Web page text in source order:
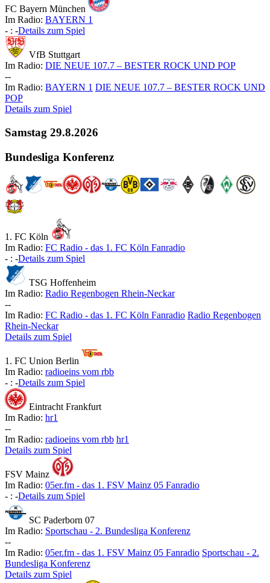
FC Bayern München
Im Radio: BAYERN 1
- : -Details zum Spiel
VfB Stuttgart
Im Radio: DIE NEUE 107.7 – BESTER ROCK UND POP
--
Im Radio: BAYERN 1 DIE NEUE 107.7 – BESTER ROCK UND
POP
Details zum Spiel
Samstag 29.8.2026
Bundesliga Konferenz
1. FC Köln
Im Radio: FC Radio - das 1. FC Köln Fanradio
- : -Details zum Spiel
TSG Hoffenheim
Im Radio: Radio Regenbogen Rhein-Neckar
--
Im Radio: FC Radio - das 1. FC Köln Fanradio Radio Regenbogen
Rhein-Neckar
Details zum Spiel
1. FC Union Berlin
Im Radio: radioeins vom rbb
- : -Details zum Spiel
Eintracht Frankfurt
Im Radio: hr1
--
Im Radio: radioeins vom rbb hr1
Details zum Spiel
FSV Mainz
Im Radio: 05er.fm - das 1. FSV Mainz 05 Fanradio
- : -Details zum Spiel
SC Paderborn 07
Im Radio: Sportschau - 2. Bundesliga Konferenz
--
Im Radio: 05er.fm - das 1. FSV Mainz 05 Fanradio Sportschau - 2.
Bundesliga Konferenz
Details zum Spiel